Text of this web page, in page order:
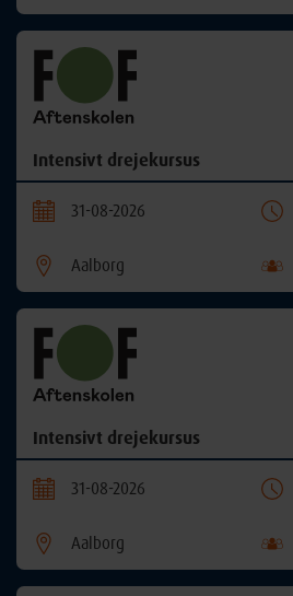
Intensivt drejekursus
31-08-2026
Aalborg
Intensivt drejekursus
31-08-2026
Aalborg